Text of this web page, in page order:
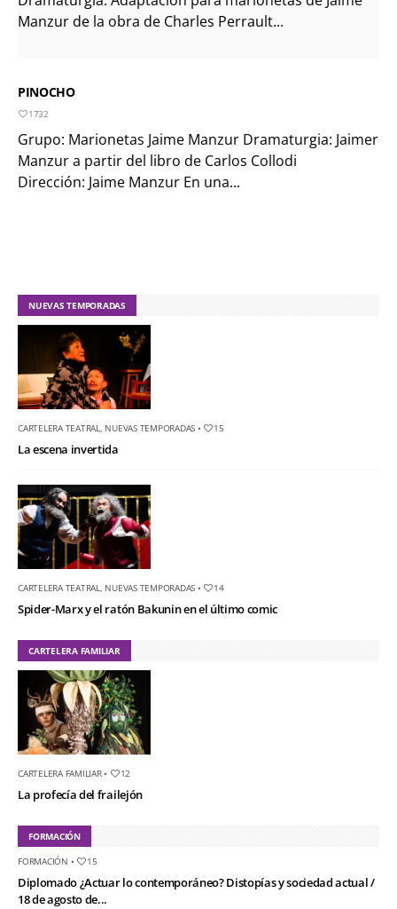
Manzur de la obra de Charles Perrault...
PINOCHO
1732
Grupo: Marionetas Jaime Manzur Dramaturgia: Jaimer
Manzur a partir del libro de Carlos Collodi
Dirección: Jaime Manzur En una...
NUEVAS TEMPORADAS
CARTELERA TEATRAL NUEVAS TEMPORADAS • 15
La escena invertida
CARTELERA TEATRAL NUEVAS TEMPORADAS • 14
Spider-Marx y el ratón Bakunin en el último comic
CARTELERA FAMILIAR
CARTELERA FAMILIAR• 12
La profecía del frailejón
FORMACIÓN
FORMACIÓN • 15
Diplomado ¿Actuar lo contemporáneo? Distopías y sociedad actual /
18 de agosto de...